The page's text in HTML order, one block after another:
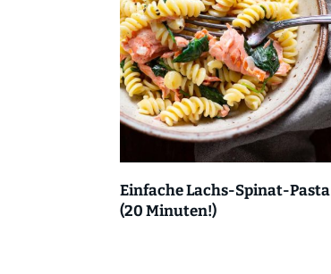
Einfache Lachs-Spinat-Pasta
(20 Minuten!)